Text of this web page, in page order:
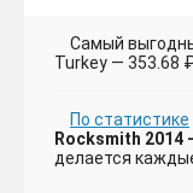
Самый
Turkey — 353.68
По статистике
Rocksmith 2014
делается